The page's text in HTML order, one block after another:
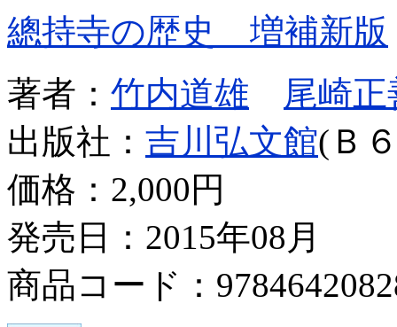
總持寺の歴史 増補新版
著者： 竹内道雄
尾崎正
出版社： 吉川弘文館(Ｂ
価格： 2,000円
発売日：2015年08月
商品コード：